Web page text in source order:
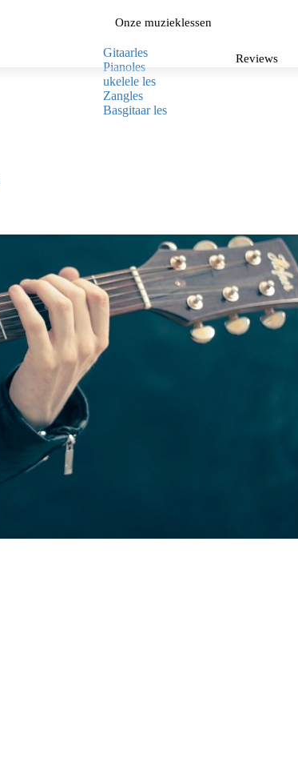
Onze muzieklessen
Gitaarles
Pianoles
ukelele les
Zangles
Basgitaar les
Reviews